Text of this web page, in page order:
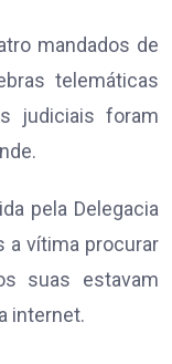
mandados de
telemáticas
judiciais foram
pela Delegacia
a vítima procurar
suas estavam
internet.